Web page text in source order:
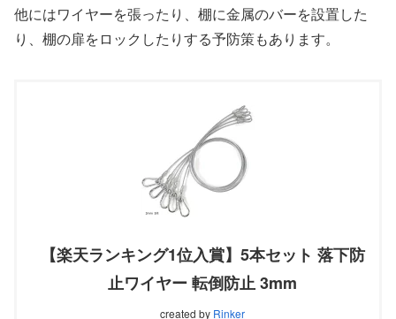
他にはワイヤーを張ったり、棚に金属のバーを設置した
り、棚の扉をロックしたりする予防策もあります。
【楽天ランキング1位入賞】5本セット 落下防
止ワイヤー 転倒防止 3mm
created by Rinker